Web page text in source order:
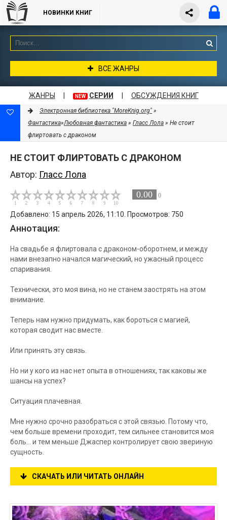
НОВИНКИ КНИГ
ВСЕ ЖАНРЫ
ЖАНРЫ NEW СЕРИИ ОБСУЖДЕНИЯ КНИГ
Электронная библиотека "MoreKnig.org" »
Фантастика»Любовная фантастика » Гласс Лола » Не стоит
флиртовать с драконом
НЕ СТОИТ ФЛИРТОВАТЬ С ДРАКОНОМ
Автор: Гласс Лола
0.00 0
Добавлено: 15 апрель 2026, 11:10. Просмотров: 750
Аннотация:
На свадьбе я флиртовала с драконом-оборотнем, и между
нами внезапно начался магический, но ужасный процесс
спаривания.
Технически, это моя вина, но не станем заострять на этом
внимание.
Теперь нам нужно придумать, как бороться с магией,
которая сводит нас вместе.
Или принять эту связь.
Но ни у кого из нас нет опыта в отношениях, так каковы же
шансы на успех?
Ситуация плачевная.
Мне нужно срочно разобраться с этой связью. Потому что,
чем больше времени проходит, тем сильнее становится моя
боль… и тем меньше Джаспер контролирует свою звериную
сущность.
СКАЧАТЬ ИЛИ ЧИТАТЬ ОНЛАЙН